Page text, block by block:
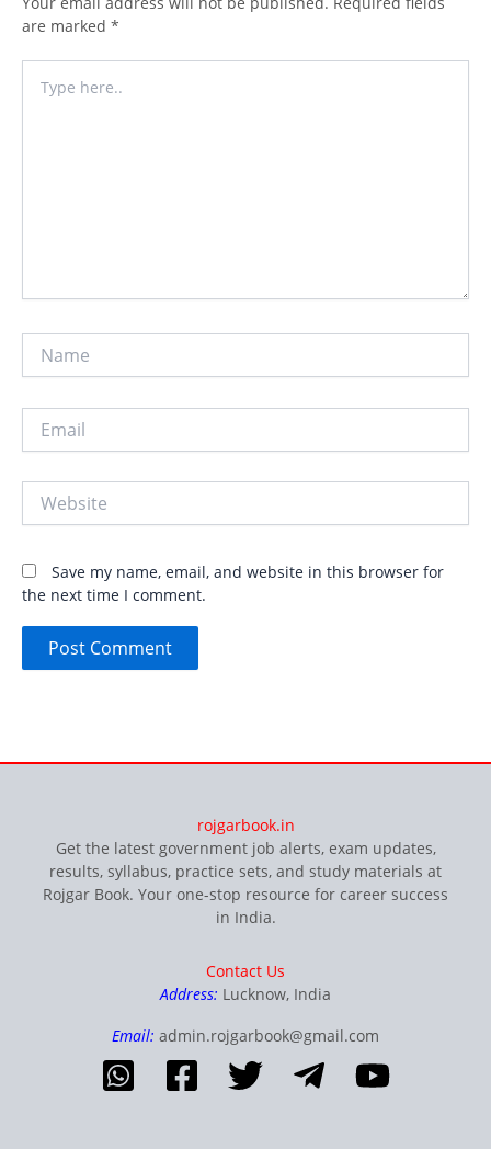
are marked *
here..
Website
Save my name, email, and website in this browser for
the next time I comment.
rojgarbook.in
Get the latest government job alerts, exam updates,
results, syllabus, practice sets, and study materials at
Rojgar Book. Your one-stop resource for career success
in India.
Contact Us
Address: Lucknow, India
Email: admin.rojgarbook@gmail.com